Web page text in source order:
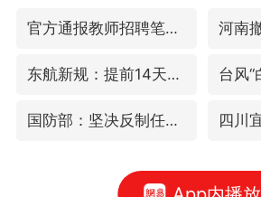
官方通报教师招聘笔试前13名被淘汰
东航新规：提前14天可免费退改签
国防部：坚决反制任何闹海挑衅图谋